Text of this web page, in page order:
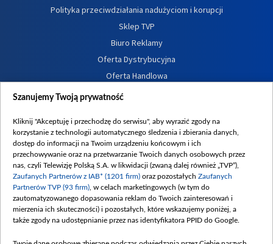
Polityka przeciwdziałania nadużyciom i korupcji
Sklep TVP
Biuro Reklamy
Oferta Dystrybucyjna
Oferta Handlowa
Dostępność
Procedura zgłoszeń wewnętrznych
Szanujemy Twoją prywatność
Kliknij "Akceptuję i przechodzę do serwisu", aby wyrazić zgody na
korzystanie z technologii automatycznego śledzenia i zbierania danych,
dostęp do informacji na Twoim urządzeniu końcowym i ich
przechowywanie oraz na przetwarzanie Twoich danych osobowych przez
nas, czyli Telewizję Polską S.A. w likwidacji (zwaną dalej również „TVP”),
Zaufanych Partnerów z IAB* (1201 firm) oraz pozostałych Zaufanych
Partnerów TVP (93 firm) , w celach marketingowych (w tym do
zautomatyzowanego dopasowania reklam do Twoich zainteresowań i
mierzenia ich skuteczności) i pozostałych, które wskazujemy poniżej, a
także zgody na udostępnianie przez nas identyfikatora PPID do Google.